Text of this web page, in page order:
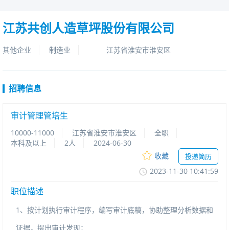
江苏共创人造草坪股份有限公司
其他企业 制造业 江苏省淮安市淮安区
招聘信息
审计管理管培生
10000-11000 江苏省淮安市淮安区
全职
本科及以上
2人
2024-06-30
收藏
投递简历
2023-11-3010:41:59
职位描述
1、按计划执行审计程序，编写审计底稿，协助整理分析数据和
证据，提出审计发现；